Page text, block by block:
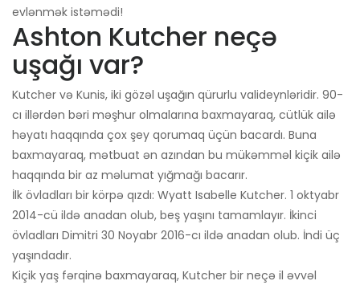
evlənmək istəmədi!
Ashton Kutcher neçə
uşağı var?
Kutcher və Kunis, iki gözəl uşağın qürurlu valideynləridir. 90-
cı illərdən bəri məşhur olmalarına baxmayaraq, cütlük ailə
həyatı haqqında çox şey qorumaq üçün bacardı. Buna
baxmayaraq, mətbuat ən azından bu mükəmməl kiçik ailə
haqqında bir az məlumat yığmağı bacarır.
İlk övladları bir körpə qızdı: Wyatt Isabelle Kutcher. 1 oktyabr
2014-cü ildə anadan olub, beş yaşını tamamlayır. İkinci
övladları Dimitri 30 Noyabr 2016-cı ildə anadan olub. İndi üç
yaşındadır.
Kiçik yaş fərqinə baxmayaraq, Kutcher bir neçə il əvvəl